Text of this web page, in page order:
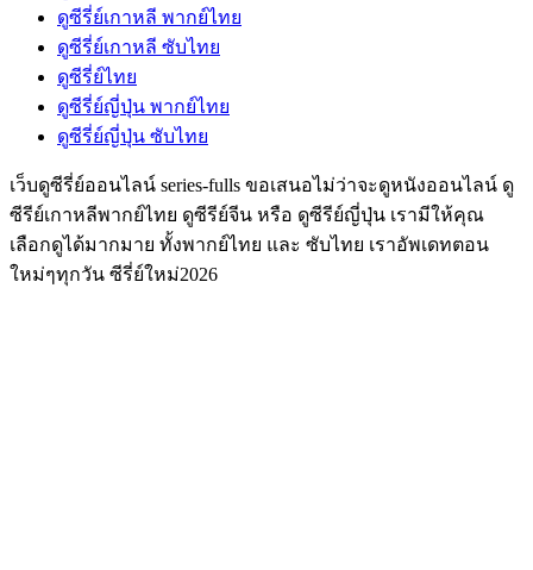
ดูซีรี่ย์เกาหลี พากย์ไทย
ดูซีรี่ย์เกาหลี ซับไทย
ดูซีรี่ย์ไทย
ดูซีรี่ย์ญี่ปุ่น พากย์ไทย
ดูซีรี่ย์ญี่ปุ่น ซับไทย
เว็บดูซีรี่ย์ออนไลน์ series-fulls ขอเสนอไม่ว่าจะดูหนังออนไลน์ ดู
ซีรีย์เกาหลีพากย์ไทย ดูซีรีย์จีน หรือ ดูซีรีย์ญี่ปุ่น เรามีให้คุณ
เลือกดูได้มากมาย ทั้งพากย์ไทย และ ซับไทย เราอัพเดทตอน
ใหม่ๆทุกวัน ซีรี่ย์ใหม่2026